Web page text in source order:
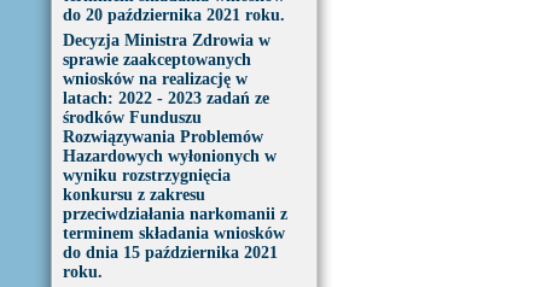
do 20 października 2021 roku.
Decyzja Ministra Zdrowia w
sprawie zaakceptowanych
wniosków na realizację w
latach: 2022 - 2023 zadań ze
środków Funduszu
Rozwiązywania Problemów
Hazardowych wyłonionych w
wyniku rozstrzygnięcia
konkursu z zakresu
przeciwdziałania narkomanii z
terminem składania wniosków
do dnia 15 października 2021
roku.